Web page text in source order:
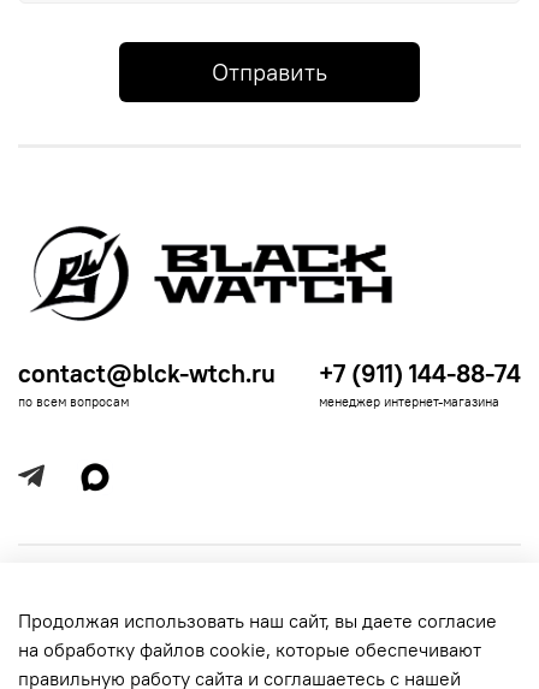
Отправить
Информация для покупателей
contact@blck-wtch.ru
по всем вопросам
+7 (911) 144-88-74
менеджер интернет-магазина
Продолжая использовать наш сайт, вы даете согласие
на обработку файлов cookie, которые обеспечивают
правильную работу сайта и соглашаетесь с нашей
обработки